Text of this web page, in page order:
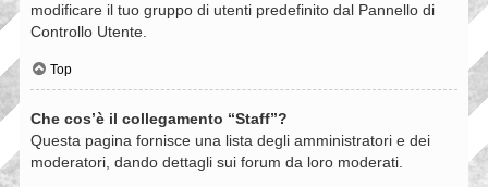
modificare il tuo gruppo di utenti predefinito dal Pannello di
Controllo Utente.
Top
Che cos’è il collegamento “Staff”?
Questa pagina fornisce una lista degli amministratori e dei
moderatori, dando dettagli sui forum da loro moderati.